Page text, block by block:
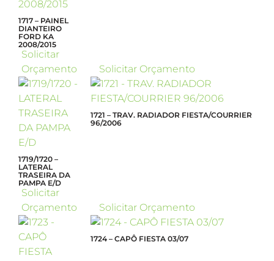
1717 – PAINEL
DIANTEIRO
FORD KA
2008/2015
Solicitar
Orçamento
Solicitar Orçamento
1719/1720 –
LATERAL
TRASEIRA DA
PAMPA E/D
Solicitar
Orçamento
1721 – TRAV. RADIADOR FIESTA/COURRIER
96/2006
Solicitar Orçamento
1724 – CAPÔ FIESTA 03/07